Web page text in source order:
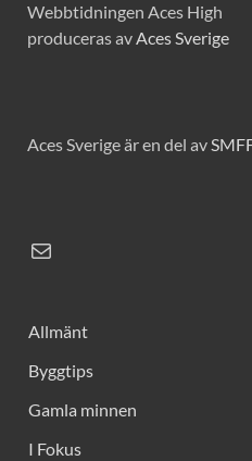
Webbtidningen Aces High
produceras avAces Sverige
Aces Sverige är en del av
Allmänt
Byggtips
Gamla minnen
I Fokus